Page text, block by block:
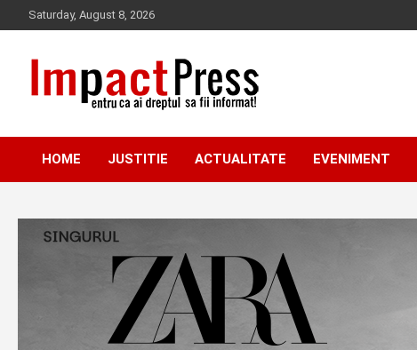
to
Saturday, August 8, 2026
IMPACTPRESS
HOME JUSTITIE ACTUALITATE EVENIMENT